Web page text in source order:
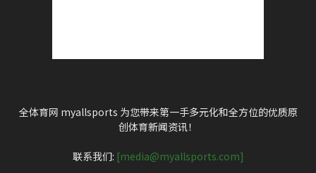
全体育网 myallsports 为您带来第一手多元化和全方位的优质原
创体育新闻资讯！
联系我们: [media@myallsports.com]